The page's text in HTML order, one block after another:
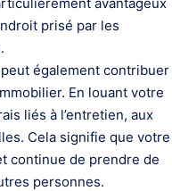
prisé par les
également contribuer
En louant votre
liés à l’entretien, aux
Cela signifie que votre
continue de prendre de
personnes.